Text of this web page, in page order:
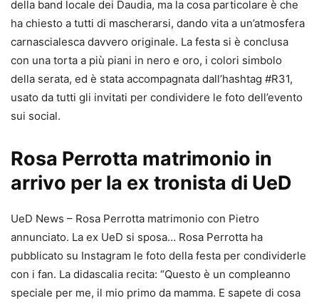
della band locale dei Daudia, ma la cosa particolare è che
ha chiesto a tutti di mascherarsi, dando vita a un’atmosfera
carnascialesca davvero originale. La festa si è conclusa
con una torta a più piani in nero e oro, i colori simbolo
della serata, ed è stata accompagnata dall’hashtag #R31,
usato da tutti gli invitati per condividere le foto dell’evento
sui social.
Rosa Perrotta matrimonio in
arrivo per la ex tronista di UeD
UeD News – Rosa Perrotta matrimonio con Pietro
annunciato. La ex UeD si sposa… Rosa Perrotta ha
pubblicato su Instagram le foto della festa per condividerle
con i fan. La didascalia recita: “Questo è un compleanno
speciale per me, il mio primo da mamma. E sapete di cosa